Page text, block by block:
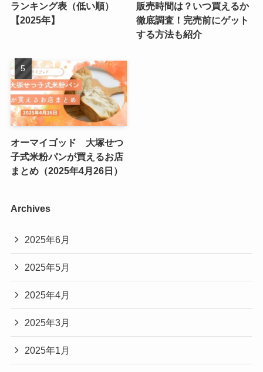
ランキング表（低い順）
【2025年】
販売時間は？いつ買えるか
徹底調査！完売前にゲット
する方法も紹介
オーマイゴッド 大塚せつ
子式米粉パンが買えるお店
まとめ（2025年4月26日）
Archives
2025年6月
2025年5月
2025年4月
2025年3月
2025年1月